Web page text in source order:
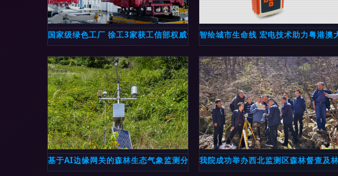
国家级绿色工厂 徐工3家获工信部权威认定智绘城市生命线 宏电技术助力粤港澳
基于AI边缘网关的森林生态气象监测分析应用 迈向智慧生态监测新时代
我院成功举办西北监测区森林督查及